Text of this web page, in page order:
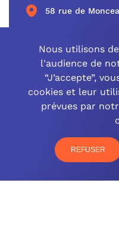
58 rue de
CONTACTEZ-
OCINEO
77 rue Paul
CONTACTEZ-
Nous utilisons
l'audience de
“J’accepte”,
cookies et leur
prévues par
REFUSER